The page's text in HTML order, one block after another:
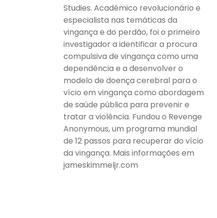
Studies. Académico revolucionário e
especialista nas temáticas da
vingança e do perdão, foi o primeiro
investigador a identificar a procura
compulsiva de vingança como uma
dependência e a desenvolver o
modelo de doença cerebral para o
vício em vingança como abordagem
de saúde pública para prevenir e
tratar a violência. Fundou o Revenge
Anonymous, um programa mundial
de 12 passos para recuperar do vício
da vingança. Mais informações em
jameskimmeljr.com